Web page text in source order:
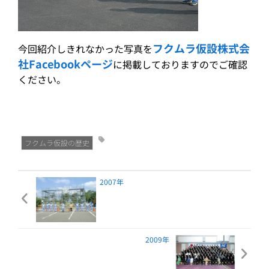
今回紹介しきれなかった写真をフクムラ仮設株式会
社Facebookページに掲載しておりますのでご確認
ください。
フクムラ仮設の歴史
2007年
2009年